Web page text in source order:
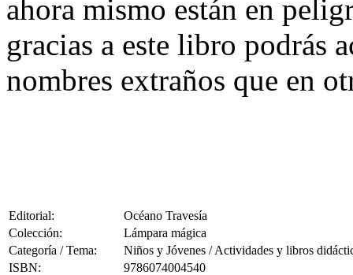
ahora mismo están en
gracias a este libro podrás
nombres extraños que en
Editorial:
Océano Travesía
Colección:
Lámpara mágica
Categoría / Tema:
Niños y Jóvenes / Actividades y libros
ISBN:
9786074004540